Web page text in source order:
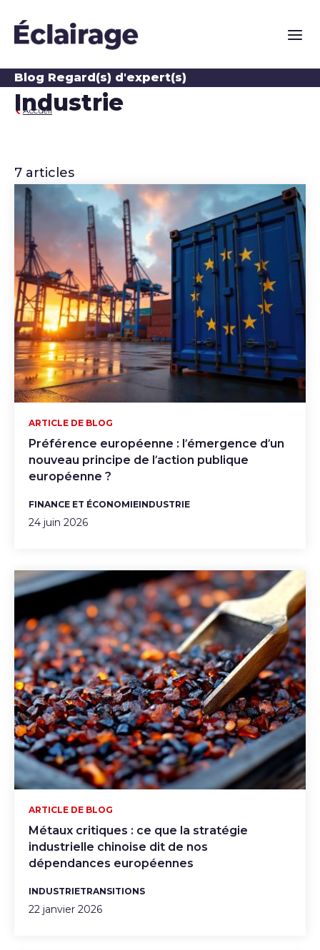
Blog Regard(s) d'expert(s)
Accueil
Industrie
7 articles
Préférence européenne : l’émergence d’un
nouveau principe de l’action publique
européenne ?
ARTICLE DE BLOG
FINANCE ET ÉCONOMIEINDUSTRIE
24 juin 2026
Métaux critiques : ce que la stratégie
industrielle chinoise dit de nos
dépendances européennes
ARTICLE DE BLOG
INDUSTRIETRANSITIONS
22 janvier 2026